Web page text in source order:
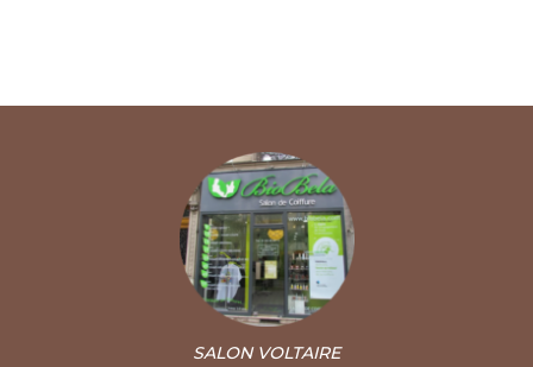
SALON VOLTAIRE